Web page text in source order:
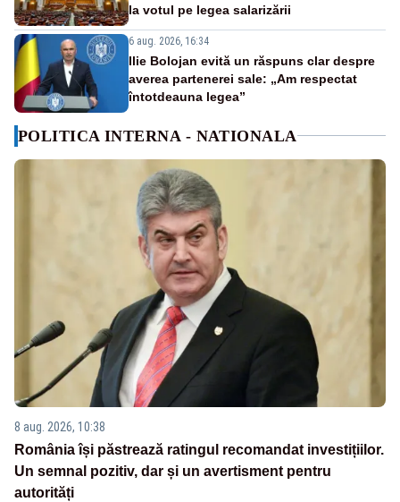
la votul pe legea salarizării
6 aug. 2026, 16:34
Ilie Bolojan evită un răspuns clar despre
averea partenerei sale: „Am respectat
întotdeauna legea”
POLITICA INTERNA - NATIONALA
8 aug. 2026, 10:38
România își păstrează ratingul recomandat investițiilor.
Un semnal pozitiv, dar și un avertisment pentru
autorități